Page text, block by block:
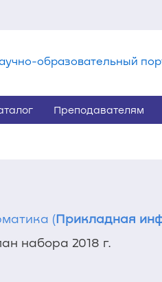
образовательный
Преподавателям
(Прикладная
набора 2018 г.